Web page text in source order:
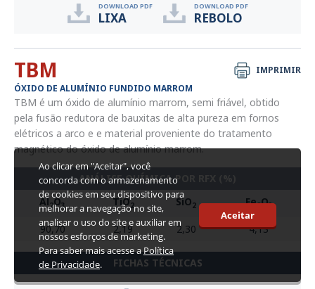
Ao clicar em "Aceitar", você
concorda com o armazenamento
de cookies em seu dispositivo para
melhorar a navegação no site,
analisar o uso do site e auxiliar em
nossos esforços de marketing.
Para saber mais acesse aPolítica
de Privacidade.
Aceitar
DOWNLOAD PDF
LIXA
DOWNLOAD PDF
REBOLO
IMPRIMIR
TBM
ÓXIDO DE ALUMÍNIO FUNDIDO MARROM
TBM é um óxido de alumínio marrom, semi friável, obtido
pela fusão redutora de bauxitas de alta pureza em fornos
elétricos a arco e e material proveniente do tratamento
magnético do óxido de alumínio marrom.
ANÁLISE QUÍMICA POR RFX (%)
Al2O3 TiO2 SiO2 Fe2O3
90,70 2,19 2,30 4,13
FICHAS TÉCNICAS